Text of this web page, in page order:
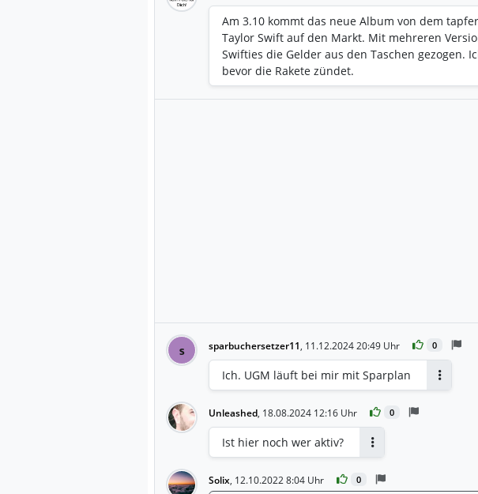
Am 3.10 kommt das neue Album von dem
Taylor Swift auf den Markt. Mit mehreren
Swifties die Gelder aus den Taschen gezogen.
bevor die Rakete zündet.
s sparbuchersetzer11, 11.12.2024 20:49 Uhr 0
Ich. UGM läuft bei mir mit Sparplan
Unleashed, 18.08.2024 12:16 Uhr 0
Ist hier noch wer aktiv?
Solix, 12.10.2022 8:04 Uhr 0